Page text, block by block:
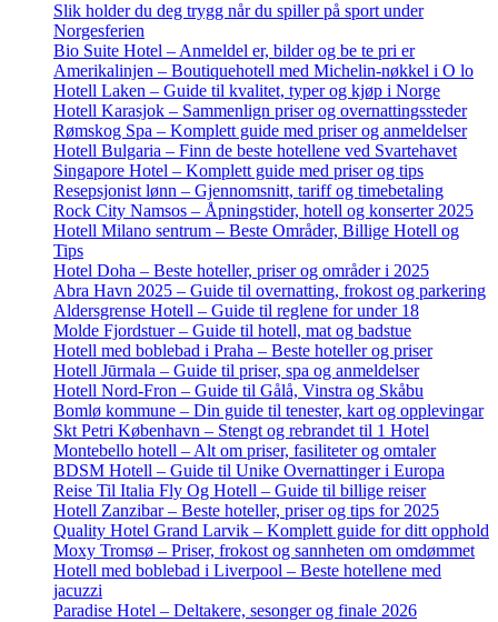
Slik holder du deg trygg når du spiller på sport under
Norgesferien
Bio Suite Hotel – Anmeldel er, bilder og be te pri er
Amerikalinjen – Boutiquehotell med Michelin-nøkkel i O lo
Hotell Laken – Guide til kvalitet, typer og kjøp i Norge
Hotell Karasjok – Sammenlign priser og overnattingssteder
Rømskog Spa – Komplett guide med priser og anmeldelser
Hotell Bulgaria – Finn de beste hotellene ved Svartehavet
Singapore Hotel – Komplett guide med priser og tips
Resepsjonist lønn – Gjennomsnitt, tariff og timebetaling
Rock City Namsos – Åpningstider, hotell og konserter 2025
Hotell Milano sentrum – Beste Områder, Billige Hotell og
Tips
Hotel Doha – Beste hoteller, priser og områder i 2025
Abra Havn 2025 – Guide til overnatting, frokost og parkering
Aldersgrense Hotell – Guide til reglene for under 18
Molde Fjordstuer – Guide til hotell, mat og badstue
Hotell med boblebad i Praha – Beste hoteller og priser
Hotell Jūrmala – Guide til priser, spa og anmeldelser
Hotell Nord-Fron – Guide til Gålå, Vinstra og Skåbu
Bomlø kommune – Din guide til tenester, kart og opplevingar
Skt Petri København – Stengt og rebrandet til 1 Hotel
Montebello hotell – Alt om priser, fasiliteter og omtaler
BDSM Hotell – Guide til Unike Overnattinger i Europa
Reise Til Italia Fly Og Hotell – Guide til billige reiser
Hotell Zanzibar – Beste hoteller, priser og tips for 2025
Quality Hotel Grand Larvik – Komplett guide for ditt opphold
Moxy Tromsø – Priser, frokost og sannheten om omdømmet
Hotell med boblebad i Liverpool – Beste hotellene med
jacuzzi
Paradise Hotel – Deltakere, sesonger og finale 2026